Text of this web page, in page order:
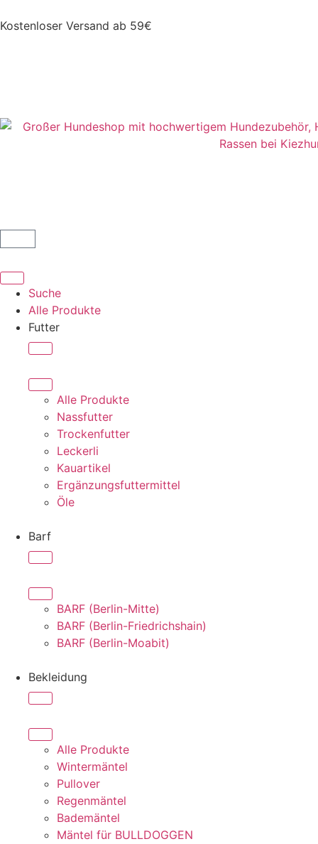
Kostenloser Versand ab 59€
Suche
Alle Produkte
Futter
Alle Produkte
Nassfutter
Trockenfutter
Leckerli
Kauartikel
Ergänzungsfuttermittel
Öle
Barf
BARF (Berlin-Mitte)
BARF (Berlin-Friedrichshain)
BARF (Berlin-Moabit)
Bekleidung
Alle Produkte
Wintermäntel
Pullover
Regenmäntel
Bademäntel
Mäntel für BULLDOGGEN